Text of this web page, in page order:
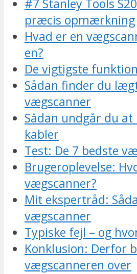
#7 Stanley Tools
præcis opmærkning
Hvad er en
en?
De vigtigste
Sådan finder du
vægscanner
Sådan undgår du
kabler
Test: De 7 bedste
Brugeroplevelse:
vægscanner?
Mit ekspertråd:
vægscanner
Typiske fejl – og
Konklusion: Derfor
vægscanneren over